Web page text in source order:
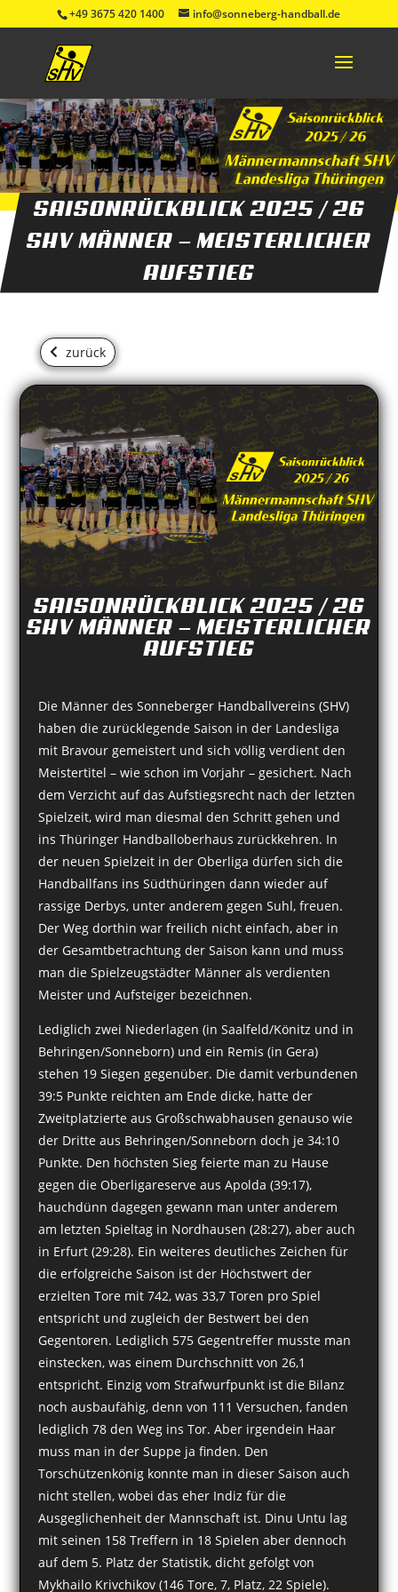
+49 3675 420 1400 info@sonneberg-handball.de
SAISONRÜCKBLICK 2025 / 26
SHV MÄNNER — MEISTERLICHER
AUFSTIEG
zurück
SAISONRÜCKBLICK 2025 / 26
SHV MÄNNER — MEISTERLICHER
AUFSTIEG
Die Männer des Sonneberger Handballvereins (SHV)
haben die zurücklegende Saison in der Landesliga
mit Bravour gemeistert und sich völlig verdient den
Meistertitel – wie schon im Vorjahr – gesichert. Nach
dem Verzicht auf das Aufstiegsrecht nach der letzten
Spielzeit, wird man diesmal den Schritt gehen und
ins Thüringer Handballoberhaus zurückkehren. In
der neuen Spielzeit in der Oberliga dürfen sich die
Handballfans ins Südthüringen dann wieder auf
rassige Derbys, unter anderem gegen Suhl, freuen.
Der Weg dorthin war freilich nicht einfach, aber in
der Gesamtbetrachtung der Saison kann und muss
man die Spielzeugstädter Männer als verdienten
Meister und Aufsteiger bezeichnen.
Lediglich zwei Niederlagen (in Saalfeld/Könitz und in
Behringen/Sonneborn) und ein Remis (in Gera)
stehen 19 Siegen gegenüber. Die damit verbundenen
39:5 Punkte reichten am Ende dicke, hatte der
Zweitplatzierte aus Großschwabhausen genauso wie
der Dritte aus Behringen/Sonneborn doch je 34:10
Punkte. Den höchsten Sieg feierte man zu Hause
gegen die Oberligareserve aus Apolda (39:17),
hauchdünn dagegen gewann man unter anderem
am letzten Spieltag in Nordhausen (28:27), aber auch
in Erfurt (29:28). Ein weiteres deutliches Zeichen für
die erfolgreiche Saison ist der Höchstwert der
erzielten Tore mit 742, was 33,7 Toren pro Spiel
entspricht und zugleich der Bestwert bei den
Gegentoren. Lediglich 575 Gegentreffer musste man
einstecken, was einem Durchschnitt von 26,1
entspricht. Einzig vom Strafwurfpunkt ist die Bilanz
noch ausbaufähig, denn von 111 Versuchen, fanden
lediglich 78 den Weg ins Tor. Aber irgendein Haar
muss man in der Suppe ja finden. Den
Torschützenkönig konnte man in dieser Saison auch
nicht stellen, wobei das eher Indiz für die
Ausgeglichenheit der Mannschaft ist. Dinu Untu lag
mit seinen 158 Treffern in 18 Spielen aber dennoch
auf dem 5. Platz der Statistik, dicht gefolgt von
Mykhailo Krivchikov (146 Tore, 7, Platz, 22 Spiele).